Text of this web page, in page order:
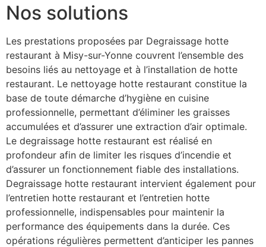
Nos solutions
Les prestations proposées par Degraissage hotte
restaurant à Misy-sur-Yonne couvrent l’ensemble des
besoins liés au nettoyage et à l’installation de hotte
restaurant. Le nettoyage hotte restaurant constitue la
base de toute démarche d’hygiène en cuisine
professionnelle, permettant d’éliminer les graisses
accumulées et d’assurer une extraction d’air optimale.
Le degraissage hotte restaurant est réalisé en
profondeur afin de limiter les risques d’incendie et
d’assurer un fonctionnement fiable des installations.
Degraissage hotte restaurant intervient également pour
l’entretien hotte restaurant et l’entretien hotte
professionnelle, indispensables pour maintenir la
performance des équipements dans la durée. Ces
opérations régulières permettent d’anticiper les pannes